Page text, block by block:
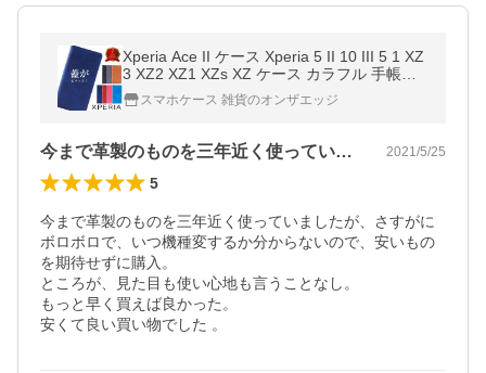
Xperia Ace II ケース Xperia 5 II 10 III 5 1 XZ
3 XZ2 XZ1 XZs XZ ケース カラフル 手帳型
ケース スマホケース 手帳 カバー 手帳型 ス
マホカバー 耐衝撃
スマホケース 雑貨のオンザエッジ
今まで革製のものを三年近く使っていまし… 2021/5/25
5
今まで革製のものを三年近く使っていましたが、さすがに
ボロボロで、いつ機種変するか分からないので、安いもの
を期待せずに購入。
ところが、見た目も使い心地も言うことなし。
もっと早く買えば良かった。
安くて良い買い物でした 。